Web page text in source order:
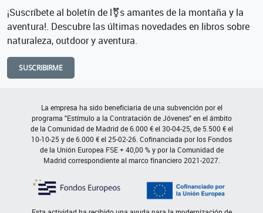
¡Suscríbete al boletín de l⚧s amantes de la montaña y la
aventura!. Descubre las últimas novedades en libros sobre
naturaleza, outdoor y aventura.
SUSCRIBIRME
La empresa ha sido beneficiaria de una subvención por el
programa "Estímulo a la Contratación de Jóvenes" en el ámbito
de la Comunidad de Madrid de 6.000 € el 30-04-25, de 5.500 € el
10-10-25 y de 6.000 € el 25-02-26. Cofinanciada por los Fondos
de la Unión Europea FSE + 40,00 % y por la Comunidad de
Madrid correspondiente al marco financiero 2021-2027.